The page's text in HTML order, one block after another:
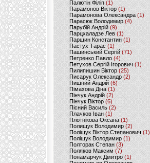
Палютін Філіп(1)
Парамонов Віктор (1)
Парамонова Олександра(1)
Парасюк Володимир(4)
Парубій Андрій (9)
Парцхаладзе Лев (1)
Паршин Константин(1)
Пастух Тарас (1)
Пашинський Сергій (71)
Петренко Павло (4)
Петухов Сергій Ігорович (1)
Пилипишин Віктор(25)
Писарук Олександр(2)
Пишний Андрій (6)
Пімахова Діна(1)
Пінчук Андрій(2)
Пінчук Віктор (6)
Пісний Василь (2)
Плачков Іван(1)
Плотнікова Оксана (1)
Полищук Володимир(2)
Поліщук Віктор Степанович(1)
Поліщук Володимир (1)
Полторак Степан(3)
Поляков Максим (7)
Понамарчук Дмитро (1)